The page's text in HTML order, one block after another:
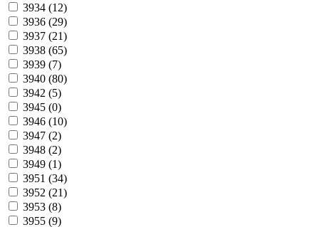
3934 (12)
3936 (29)
3937 (21)
3938 (65)
3939 (7)
3940 (80)
3942 (5)
3945 (0)
3946 (10)
3947 (2)
3948 (2)
3949 (1)
3951 (34)
3952 (21)
3953 (8)
3955 (9)